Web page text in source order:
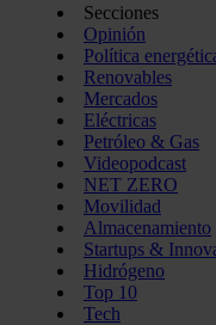
Secciones
Opinión
Política
Renovables
Mercados
Eléctricas
Petróleo & Gas
Videopodcast
NET ZERO
Movilidad
Almacenamiento
Startups &
Hidrógeno
Top 10
Tech